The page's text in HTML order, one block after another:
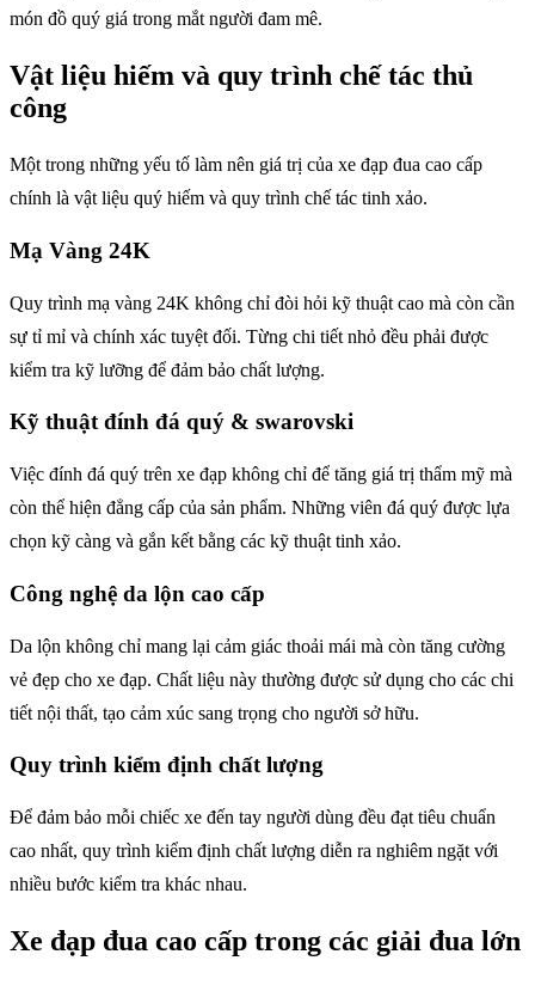
món đồ quý giá trong mắt người đam mê.
Vật liệu hiếm và quy trình chế tác thủ
công
Một trong những yếu tố làm nên giá trị của xe đạp đua cao cấp
chính là vật liệu quý hiếm và quy trình chế tác tinh xảo.
Mạ Vàng 24K
Quy trình mạ vàng 24K không chỉ đòi hỏi kỹ thuật cao mà còn cần
sự tỉ mỉ và chính xác tuyệt đối. Từng chi tiết nhỏ đều phải được
kiểm tra kỹ lưỡng để đảm bảo chất lượng.
Kỹ thuật đính đá quý & swarovski
Việc đính đá quý trên xe đạp không chỉ để tăng giá trị thẩm mỹ mà
còn thể hiện đẳng cấp của sản phẩm. Những viên đá quý được lựa
chọn kỹ càng và gắn kết bằng các kỹ thuật tinh xảo.
Công nghệ da lộn cao cấp
Da lộn không chỉ mang lại cảm giác thoải mái mà còn tăng cường
vẻ đẹp cho xe đạp. Chất liệu này thường được sử dụng cho các chi
tiết nội thất, tạo cảm xúc sang trọng cho người sở hữu.
Quy trình kiểm định chất lượng
Để đảm bảo mỗi chiếc xe đến tay người dùng đều đạt tiêu chuẩn
cao nhất, quy trình kiểm định chất lượng diễn ra nghiêm ngặt với
nhiều bước kiểm tra khác nhau.
Xe đạp đua cao cấp trong các giải đua lớn